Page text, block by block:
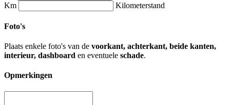
Km
Kilometerstand
Foto's
Plaats enkele foto's van de voorkant, achterkant, beide kanten,
interieur, dashboard en eventuele schade.
Opmerkingen